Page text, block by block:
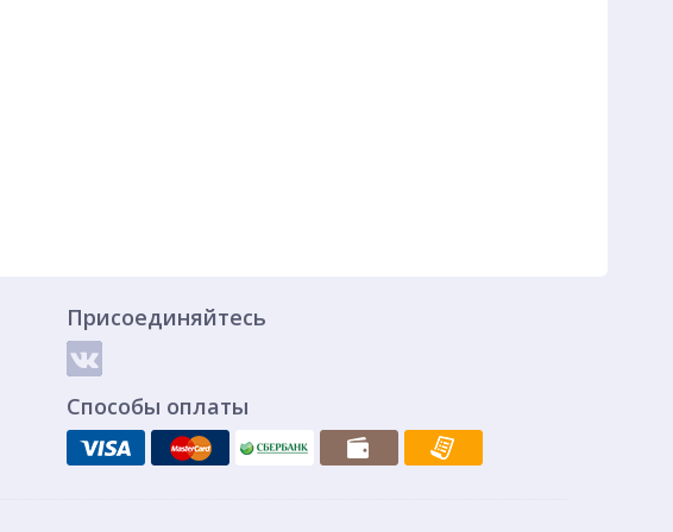
Присоединяйтесь
Способы оплаты